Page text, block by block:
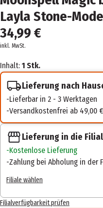
Layla Stone-
34,99 €
inkl. MwSt.
Inhalt: 1 Stk.
Lieferung nach
Lieferbar in 2 - 3 Werktagen
Versandkostenfrei ab 49,00 €
Lieferung in die
Kostenlose Lieferung
Zahlung bei Abholung in der
Filiale wählen
Filialverfügbarkeit prüfen